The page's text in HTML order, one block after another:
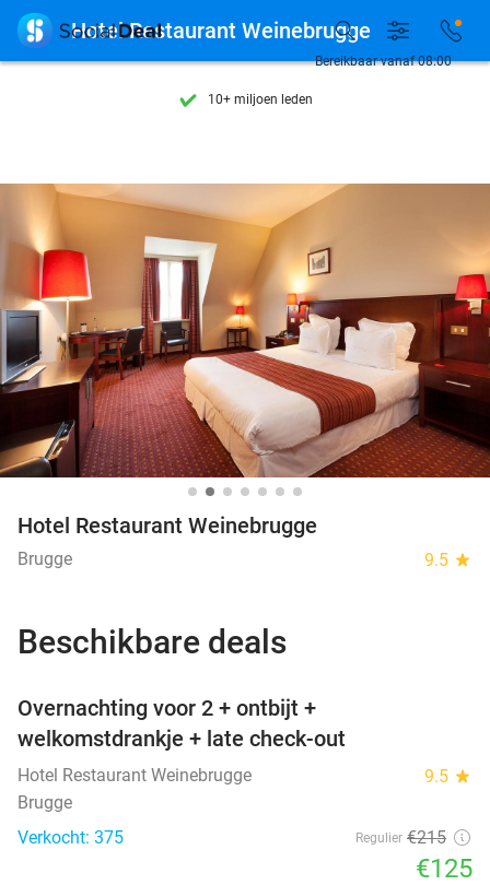
7 dagen per week beschikbaar
10+ miljoen leden
7 dagen per week beschikbaar
10+ miljoen leden
Bereikbaar vanaf 08:00
 Hotel Restaurant Weinebrugge
Hotel Restaurant Weinebrugge
Brugge 9.5 star
Beschikbare deals
Overnachting voor 2 + ontbijt +
welkomstdrankje + late check-out
Hotel Restaurant Weinebrugge 9.5 star
Brugge
Verkocht: 375
Regulier €215
€125